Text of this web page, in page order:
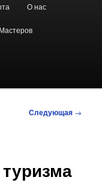
О нас
Следующая →